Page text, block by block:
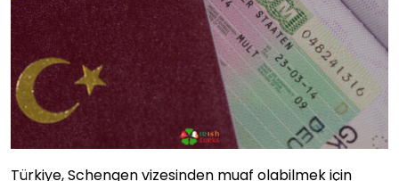
Türkiye, Schengen vizesinden muaf olabilmek için